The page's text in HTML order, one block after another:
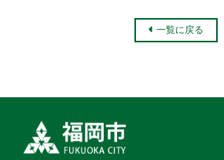
一覧に戻る